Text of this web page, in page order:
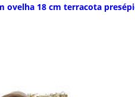
ovelha 18 cm terracota